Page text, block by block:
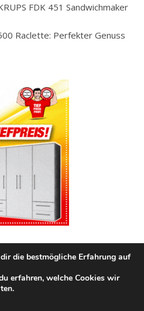
FDK 451 Sandwichmaker
Raclette: Perfekter Genuss
©
die bestmögliche Erfahrung auf
erfahren, welche Cookies wir